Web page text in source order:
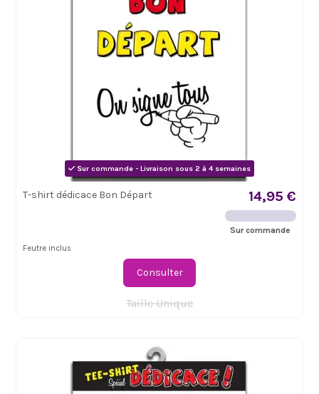
Sur commande - Livraison sous 2 à 4 semaines
T-shirt dédicace Bon Départ 14,95 €
Sur commande
Feutre inclus
Consulter
Taille Unique